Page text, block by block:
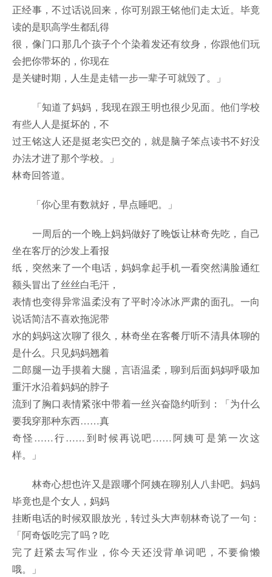
正经事，不过话说回来，你可别跟王铭他们走太近。毕竟
读的是职高学生都乱得
很，像门口那几个孩子个个染着发还有纹身，你跟他们玩
会把你带坏的，你现在
是关键时期，人生是走错一步一辈子可就毁了。」
「知道了妈妈，我现在跟王明也很少见面。他们学校
有些人人是挺坏的，不
过王铭这人还是挺老实巴交的，就是脑子笨点读书不好没
办法才进了那个学校。」
林奇回答道。
「你心里有数就好，早点睡吧。」
一周后的一个晚上妈妈做好了晚饭让林奇先吃，自己
坐在客厅的沙发上看报
纸，突然来了一个电话，妈妈拿起手机一看突然满脸通红
额头冒出了丝丝白毛汗，
表情也变得异常温柔没有了平时冷冰冰严肃的面孔。一向
说话简洁不喜欢拖泥带
水的妈妈这次聊了很久，林奇坐在客餐厅听不清具体聊的
是什么。只见妈妈翘着
二郎腿一边手摸着大腿，言语温柔，聊到后面妈妈呼吸加
重汗水沿着妈妈的脖子
流到了胸口表情紧张中带着一丝兴奋隐约听到：「为什么
要我穿那种东西……真
奇怪……行……到时候再说吧……阿姨可是第一次这
样。」
林奇心想也许又是跟哪个阿姨在聊别人八卦吧。妈妈
毕竟也是个女人，妈妈
挂断电话的时候双眼放光，转过头大声朝林奇说了一句：
「阿奇饭吃完了吗？吃
完了赶紧去写作业，你今天还没背单词吧，不要偷懒
哦。」